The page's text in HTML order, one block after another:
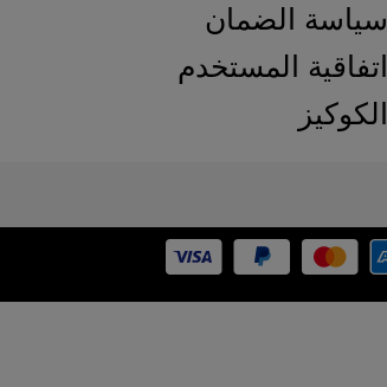
سياسة الضمان
اتفاقية المستخدم
الكوكيز